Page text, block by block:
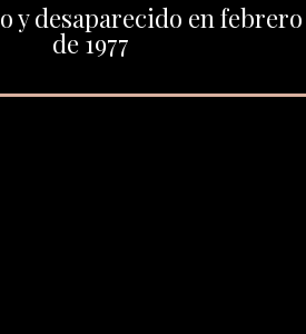
y desaparecido en febrero
de 1977